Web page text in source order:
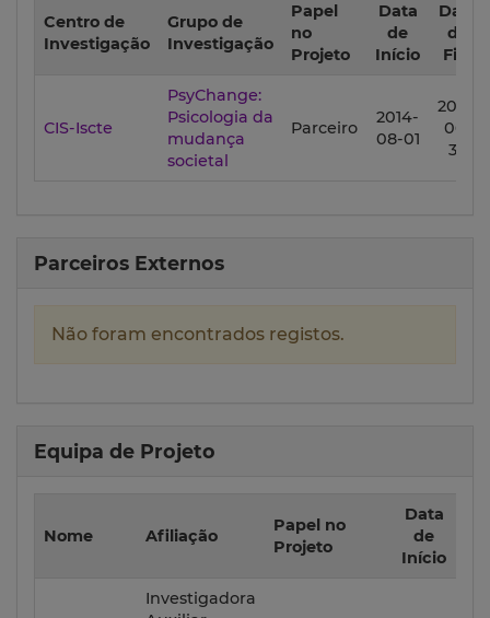
Centro de
Investigação
Grupo de
Investigação
Papel
no
Projeto
Data
de
Início
Data
de
Fim
CIS-Iscte
PsyChange:
Psicologia da
mudança
societal
Parceiro
2014-
08-01
2015-
06-
30
Parceiros Externos
Não foram encontrados registos.
Equipa de Projeto
Nome Afiliação
Papel no
Projeto
Data
de
Início
Investigadora